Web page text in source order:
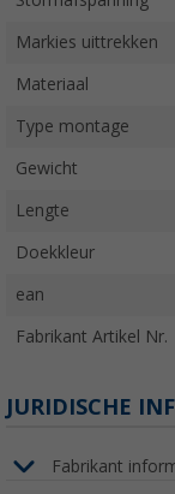
Markies uittrekken
Materiaal
Type montage
Gewicht
Lengte
Doekkleur
ean
Fabrikant Artikel Nr.
JURIDISCHE
Fabrikant